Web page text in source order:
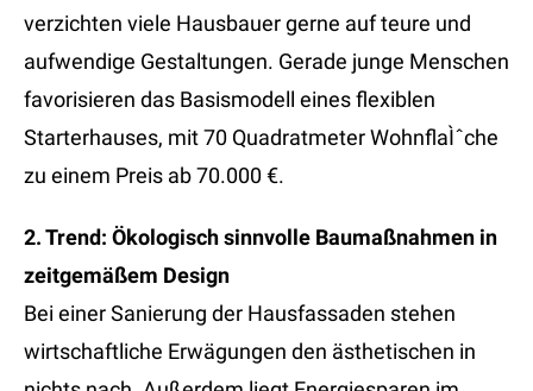
verzichten viele Hausbauer gerne auf teure und
aufwendige Gestaltungen. Gerade junge Menschen
favorisieren das Basismodell eines flexiblen
Starterhauses, mit 70 Quadratmeter WohnflaÌˆche
zu einem Preis ab 70.000 €.
2. Trend: Ökologisch sinnvolle Baumaßnahmen in
zeitgemäßem Design
Bei einer Sanierung der Hausfassaden stehen
wirtschaftliche Erwägungen den ästhetischen in